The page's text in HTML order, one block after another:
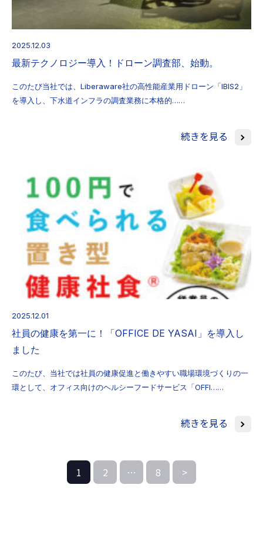
2025.12.03
最新テクノロジー導入！ドローン調査部、始動。
このたび当社では、Liberaware社の高性能産業用ドローン「IBIS2」
を導入し、下水道インフラの調査業務に本格的……
続きを見る
2025.12.01
社員の健康を第一に！「OFFICE DE YASAI」を導入し
ました
このたび、当社では社員の健康促進と働きやすい職場環境づくりの一
環として、オフィス向けのヘルシーフードサービス「OFFI……
続きを見る
1 2 … 8 >